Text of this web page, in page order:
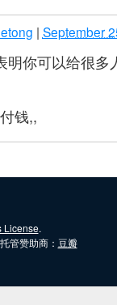
| September
你可以给很多
钱,,
License.
管赞助商： 豆瓣